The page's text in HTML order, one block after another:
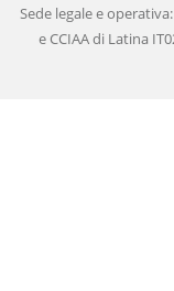
Sede legale e
e CCIAA di Latina